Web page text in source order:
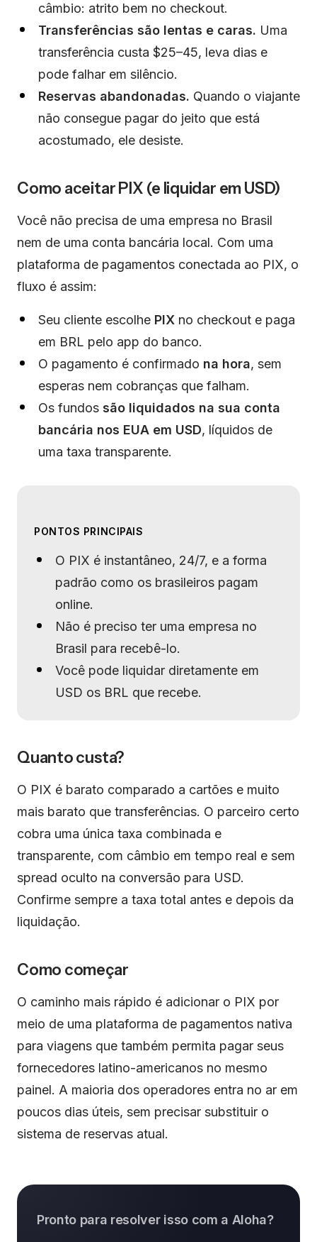
câmbio: atrito bem no checkout.
Transferências são lentas e caras. Uma
transferência custa $25–45, leva dias e
pode falhar em silêncio.
Reservas abandonadas. Quando o viajante
não consegue pagar do jeito que está
acostumado, ele desiste.
Como aceitar PIX (e liquidar em USD)
Você não precisa de uma empresa no Brasil
nem de uma conta bancária local. Com uma
plataforma de pagamentos conectada ao PIX, o
fluxo é assim:
Seu cliente escolhe PIX no checkout e paga
em BRL pelo app do banco.
O pagamento é confirmado na hora, sem
esperas nem cobranças que falham.
Os fundos são liquidados na sua conta
bancária nos EUA em USD, líquidos de
uma taxa transparente.
PONTOS PRINCIPAIS
O PIX é instantâneo, 24/7, e a forma
padrão como os brasileiros pagam
online.
Não é preciso ter uma empresa no
Brasil para recebê-lo.
Você pode liquidar diretamente em
USD os BRL que recebe.
Quanto custa?
O PIX é barato comparado a cartões e muito
mais barato que transferências. O parceiro certo
cobra uma única taxa combinada e
transparente, com câmbio em tempo real e sem
spread oculto na conversão para USD.
Confirme sempre a taxa total antes e depois da
liquidação.
Como começar
O caminho mais rápido é adicionar o PIX por
meio de uma plataforma de pagamentos nativa
para viagens que também permita pagar seus
fornecedores latino-americanos no mesmo
painel. A maioria dos operadores entra no ar em
poucos dias úteis, sem precisar substituir o
sistema de reservas atual.
Pronto para resolver isso com a Aloha?